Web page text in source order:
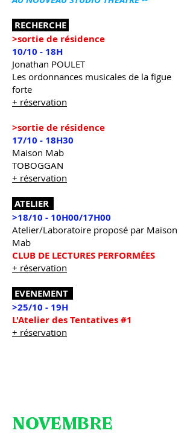
RECHERCHE
>sortie de résidence
10/10 - 18H
Jonathan POULET
Les ordonnances musicales de la figue
forte
+ réservation
>sortie de résidence
17/10 - 18H30
Maison Mab
TOBOGGAN
+ réservation
ATELIER
>18/10 - 10H00/17H00
Atelier/Laboratoire proposé par Maison
Mab
CLUB DE LECTURES PERFORMÉES
+ réservation
EVENEMENT
>25/10 - 19H
L'Atelier des Tentatives #1
+ réservation
NOVEMBRE